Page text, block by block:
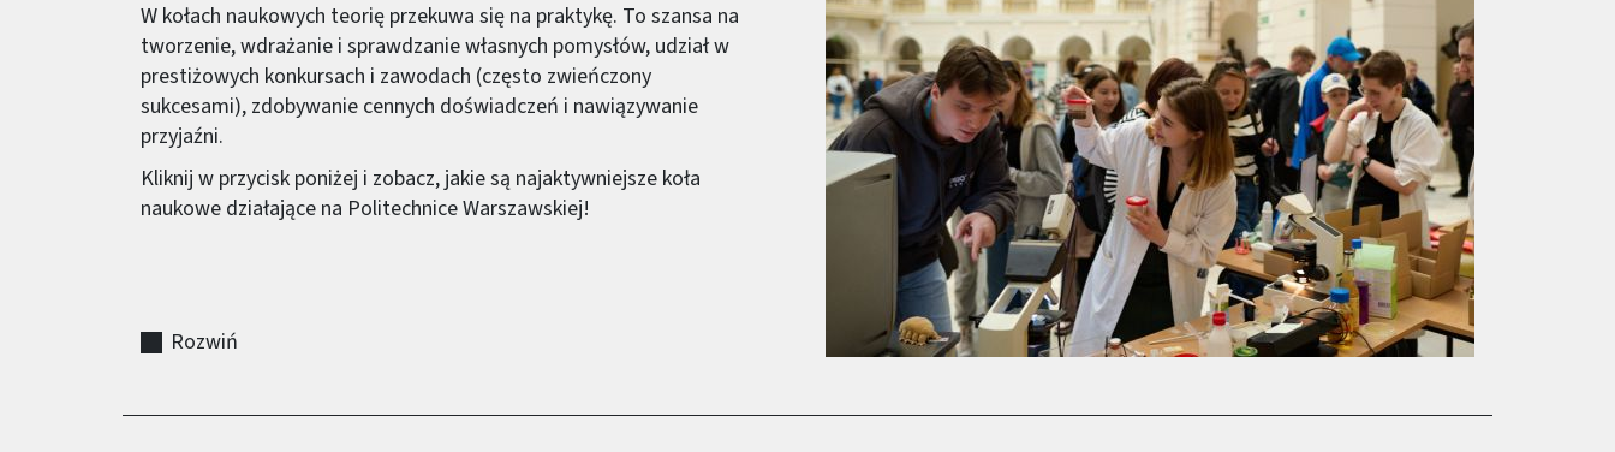
W kołach naukowych teorię przekuwa się na praktykę. To szansa na
tworzenie, wdrażanie i sprawdzanie własnych pomysłów, udział w
prestiżowych konkursach i zawodach (często zwieńczony
sukcesami), zdobywanie cennych doświadczeń i nawiązywanie
przyjaźni.
Kliknij w przycisk poniżej i zobacz, jakie są najaktywniejsze koła
naukowe działające na Politechnice Warszawskiej!
Rozwiń